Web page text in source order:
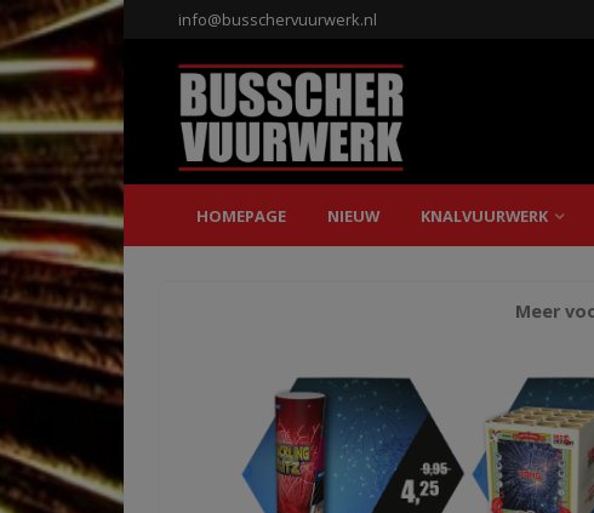
info@busschervuurwerk.nl
HOMEPAGE NIEUW KNALVUURWERK
Meer